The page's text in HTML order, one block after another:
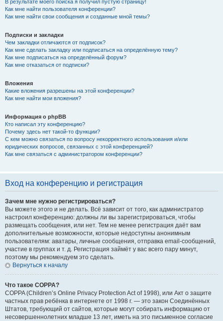
В результате моего поиска я получил пустую страницу!
Как мне найти пользователя конференции?
Как мне найти свои сообщения и созданные мной темы?
Подписки и закладки
Чем закладки отличаются от подписок?
Как мне сделать закладку или подписаться на определённую тему?
Как мне подписаться на определённый форум?
Как мне отказаться от подписки?
Вложения
Какие вложения разрешены на этой конференции?
Как мне найти мои вложения?
Информация о phpBB
Кто написал эту конференцию?
Почему здесь нет такой-то функции?
С кем можно связаться по вопросу некорректного использования и/или
юридических вопросов, связанных с этой конференцией?
Как мне связаться с администратором конференции?
Вход на конференцию и регистрация
Зачем мне нужно регистрироваться?
Вы можете этого и не делать. Всё зависит от того, как администратор
настроил конференцию: должны ли вы зарегистрироваться, чтобы
размещать сообщения, или нет. Тем не менее регистрация даёт вам
дополнительные возможности, которые недоступны анонимным
пользователям: аватары, личные сообщения, отправка email-сообщений,
участие в группах и т. д. Регистрация займёт у вас всего пару минут,
поэтому мы рекомендуем это сделать.
Вернуться к началу
Что такое COPPA?
COPPA (Children’s Online Privacy Protection Act of 1998), или Акт о защите
частных прав ребёнка в интернете от 1998 г. — это закон Соединённых
Штатов, требующий от сайтов, которые могут собирать информацию от
несовершеннолетних младше 13 лет, иметь на это письменное согласие